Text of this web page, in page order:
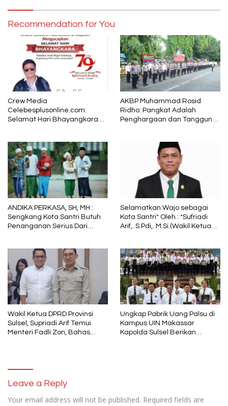
Recommendation for You
Crew Media
Celebesplusonline.com:
Selamat Hari Bhayangkara
dalam Sunyi dan Terang
AKBP Muhammad Rosid
Ridho: Pangkat Adalah
Penghargaan dan Tanggung
ANDIKA PERKASA, SH, MH :
Sengkang Kota Santri Butuh
Penanganan Serius Dari
Selamatkan Wajo sebagai
Kota Santri* Oleh : *Sufriadi
Arif,. S.Pdi,. M.Si.(Wakil Ketua
Wakil Ketua DPRD Provinsi
Sulsel, Supriadi Arif Temui
Menteri Fadli Zon, Bahas
Ungkap Pabrik Uang Palsu di
Kampus UIN Makassar
Kapolda Sulsel Berikan
Leave a Reply
Your email address will not be published. Required fields are